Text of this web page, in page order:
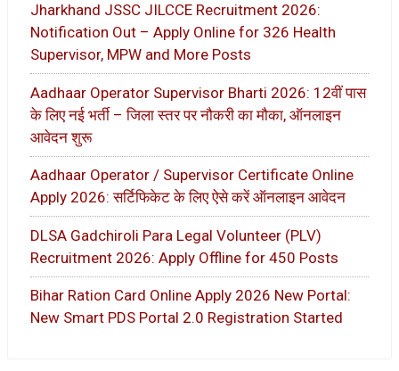
Jharkhand JSSC JILCCE Recruitment 2026:
Notification Out – Apply Online for 326 Health
Supervisor, MPW and More Posts
Aadhaar Operator Supervisor Bharti 2026: 12वीं पास
के लिए नई भर्ती – जिला स्तर पर नौकरी का मौका, ऑनलाइन
आवेदन शुरू
Aadhaar Operator / Supervisor Certificate Online
Apply 2026: सर्टिफिकेट के लिए ऐसे करें ऑनलाइन आवेदन
DLSA Gadchiroli Para Legal Volunteer (PLV)
Recruitment 2026: Apply Offline for 450 Posts
Bihar Ration Card Online Apply 2026 New Portal:
New Smart PDS Portal 2.0 Registration Started